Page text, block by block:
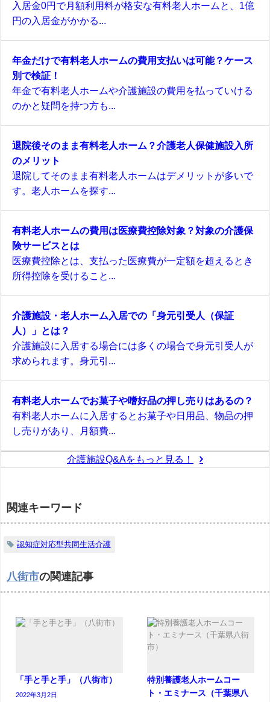
入居金0円で月額利用料が格安な有料老人ホームと、1億
円の入居金がかかる...
年金だけで有料老人ホームの費用支払いは可能？ケース
別で検証！
年金で有料老人ホームや介護施設の費用を払っていける
のかと疑問を持つ方も...
退院後そのまま有料老人ホーム？介護老人保健施設入所
のメリット
退院してそのまま有料老人ホームはデメリットが多いで
す。老人ホームを探す...
有料老人ホームの費用は医療費控除対象？対象の介護保
険サービスとは
医療費控除とは、支払った医療費が一定額を超えるとき
所得控除を受けること...
介護施設・老人ホーム入居での「身元引受人（保証
人）」とは？
介護施設に入居する場合には多くの場合で身元引受人が
求められます。身元引...
有料老人ホームでお菓子や嗜好品の押し売りはあるの？
有料老人ホームに入居するとお菓子や日用品、物品の押
し売りがあり、月額費...
介護施設Q&Aをもっと見る！
関連キーワード
認知症対応型共同生活介護
八街市の関連記事
「手と手と手」（八街市）
2022年3月2日
特別養護老人ホームコー
ト・エミナース（千葉県八